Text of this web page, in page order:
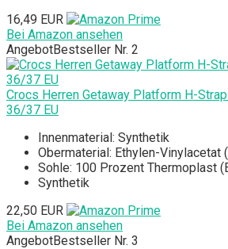
16,49 EUR
Bei Amazon ansehen
AngebotBestseller Nr. 2
Crocs Herren Getaway Platform H-
36/37 EU
Innenmaterial: Synthetik
Obermaterial: Ethylen-Vinylacetat
Sohle: 100 Prozent Thermoplast
Synthetik
22,50 EUR
Bei Amazon ansehen
AngebotBestseller Nr. 3